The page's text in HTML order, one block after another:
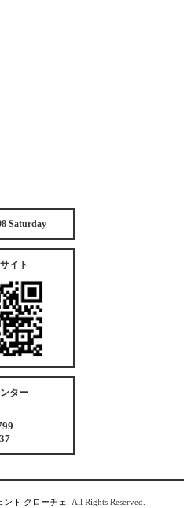
Saturday
イト
ター
ント クローチェ . All Rights Reserved.